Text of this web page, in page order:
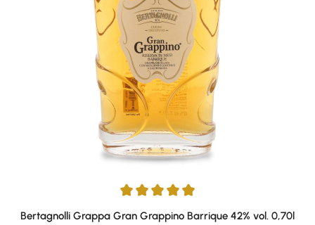
Durchschnittliche Bewertung von 4.93 von 5 Sternen
Bertagnolli Grappa Gran Grappino Barrique 42% vol. 0,70l